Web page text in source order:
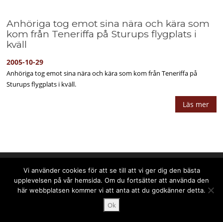
Anhöriga tog emot sina nära och kära som
kom från Teneriffa på Sturups flygplats i
kväll
2005-10-29
Anhöriga tog emot sina nära och kära som kom från Teneriffa på
Sturups flygplats i kväll.
Läs mer
Upphovsrätt © 2025 PPPress.se. Alla rättigheter förbehålls.
Vi använder cookies för att se till att vi ger dig den bästa
upplevelsen på vår hemsida. Om du fortsätter att använda den
här webbplatsen kommer vi att anta att du godkänner detta.
Ok